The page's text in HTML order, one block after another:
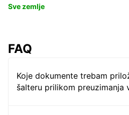
Sve zemlje
FAQ
Koje dokumente trebam
šalteru prilikom preuzimanja